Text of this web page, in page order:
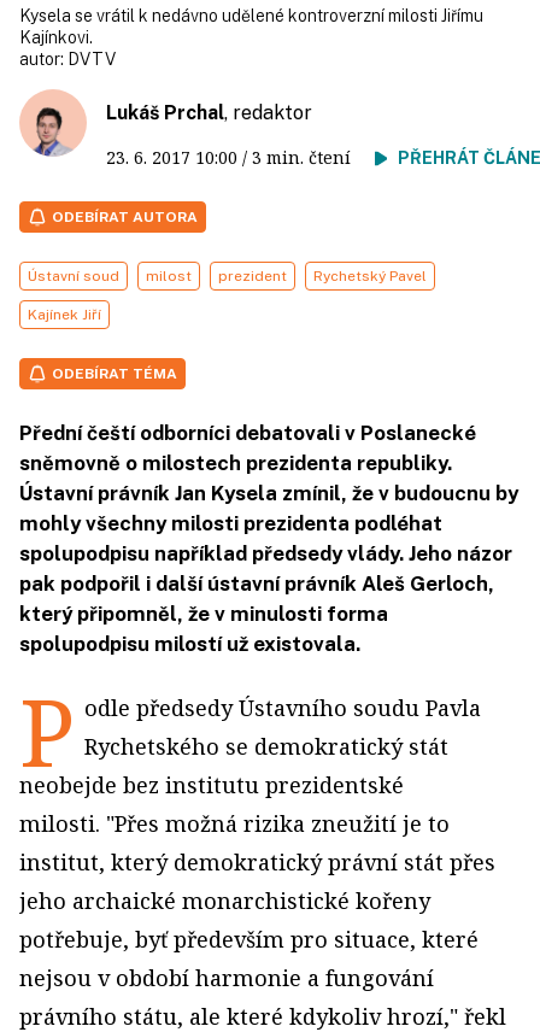
Kysela se vrátil k nedávno udělené kontroverzní milosti Jiřímu
Kajínkovi.
autor: DVTV
Lukáš Prchal, redaktor
23. 6. 2017 10:00 / 3 min. čtení PŘEHRÁT
ODEBÍRAT AUTORA
Ústavní soud milost prezident Rychetský Pavel
Kajínek Jiří
ODEBÍRAT TÉMA
Přední čeští odborníci debatovali v Poslanecké
sněmovně o milostech prezidenta republiky.
Ústavní právník Jan Kysela zmínil, že v budoucnu by
mohly všechny milosti prezidenta podléhat
spolupodpisu například předsedy vlády. Jeho názor
pak podpořil i další ústavní právník Aleš Gerloch,
který připomněl, že v minulosti forma
spolupodpisu milostí už existovala.
P odle předsedy Ústavního soudu Pavla
Rychetského se demokratický stát
neobejde bez institutu prezidentské
milosti. "Přes možná rizika zneužití je to
institut, který demokratický právní stát přes
jeho archaické monarchistické kořeny
potřebuje, byť především pro situace, které
nejsou v období harmonie a fungování
právního státu, ale které kdykoliv hrozí," řekl